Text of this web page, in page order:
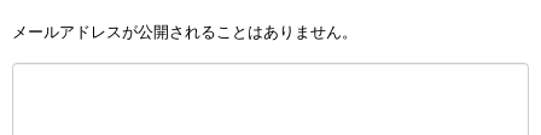
メールアドレスが公開されることはありません。